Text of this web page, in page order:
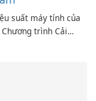
suất máy tính của
trình Cải